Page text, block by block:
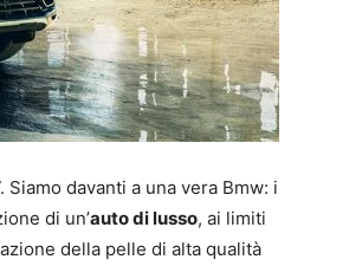
davanti a una vera Bmw: i
di un’auto di lusso, ai limiti
della pelle di alta qualità